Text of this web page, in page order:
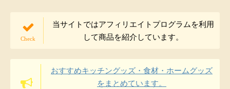
当サイトではアフィリエイトプログラムを利用
して商品を紹介しています。
おすすめキッチングッズ・食材・ホームグッズ
をまとめています。